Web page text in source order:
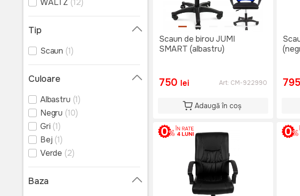
WALTZ (12)
Tip
Scaun (1)
Culoare
Albastru (1)
Negru (10)
Gri (1)
Bej (1)
Verde (2)
Baza
Scaun de birou JUMI
SMART (albastru)
750 lei Art: CM-922990
Adaugă în coș
795